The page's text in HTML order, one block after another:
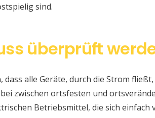
sind.
überprüft
dass alle Geräte, durch die Strom
zwischen ortsfesten und
Betriebsmittel, die sich einfach